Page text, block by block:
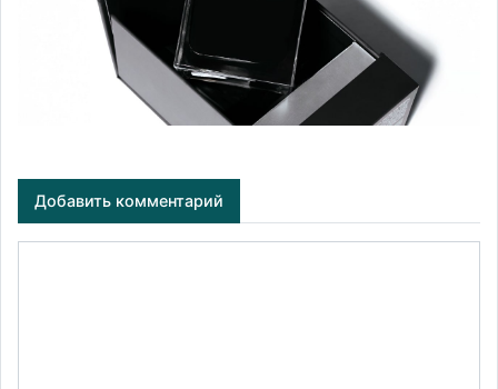
Добавить комментарий